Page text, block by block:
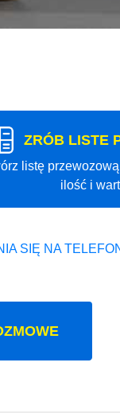
ZRÓB LISTE
listę
ilość i
SIĘ NA